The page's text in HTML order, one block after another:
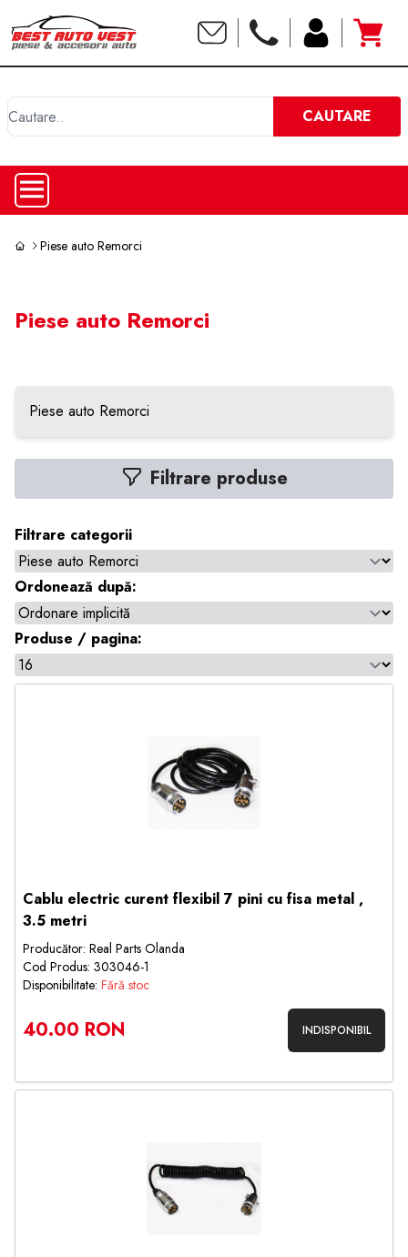
CAUTARE
Piese auto Remorci
Piese auto Remorci
Piese auto Remorci
Filtrare produse
Filtrare categorii
Ordonează după:
Produse / pagina:
Cablu electric curent flexibil 7 pini cu fisa metal ,
3.5 metri
Producător: Real Parts Olanda
Cod Produs: 303046-1
Disponibilitate: Fără stoc
40.00 RON INDISPONIBIL